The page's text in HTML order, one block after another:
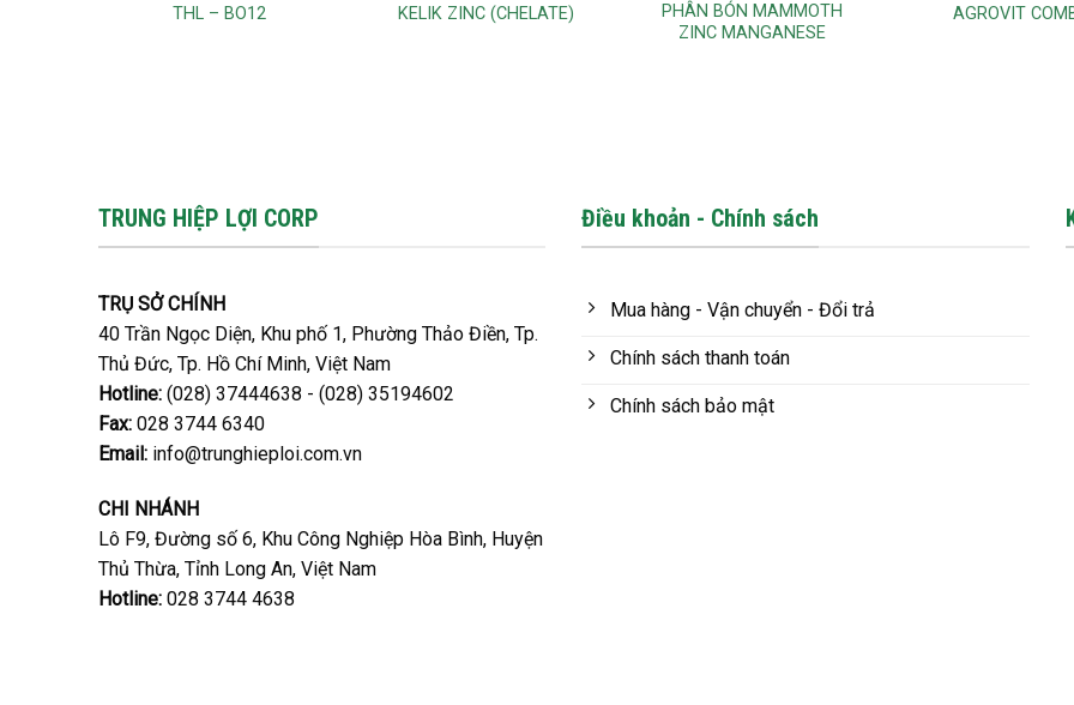
THL – BO12 KELIK ZINC (CHELATE)
PHÂN BÓN MAMMOTH
ZINC MANGANESE
AGROVIT
TRUNG HIỆP LỢI CORP
TRỤ SỞ CHÍNH
40 Trần Ngọc Diện, Khu phố 1, Phường Thảo Điền, Tp.
Thủ Đức, Tp. Hồ Chí Minh, Việt Nam
Hotline: (028) 37444638 - (028) 35194602
Fax: 028 3744 6340
Email: info@trunghieploi.com.vn
CHI NHÁNH
Lô F9, Đường số 6, Khu Công Nghiệp Hòa Bình, Huyện
Thủ Thừa, Tỉnh Long An, Việt Nam
Hotline: 028 3744 4638
Điều khoản - Chính sách
Mua hàng - Vận chuyển - Đổi trả
Chính sách thanh toán
Chính sách bảo mật